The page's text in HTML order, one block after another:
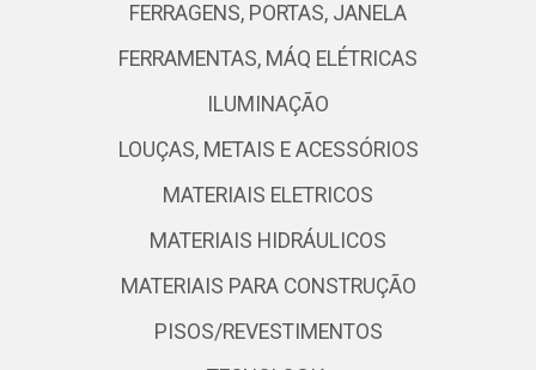
FERRAGENS, PORTAS, JANELA
FERRAMENTAS, MÁQ ELÉTRICAS
ILUMINAÇÃO
LOUÇAS, METAIS E ACESSÓRIOS
MATERIAIS ELETRICOS
MATERIAIS HIDRÁULICOS
MATERIAIS PARA CONSTRUÇÃO
PISOS/REVESTIMENTOS